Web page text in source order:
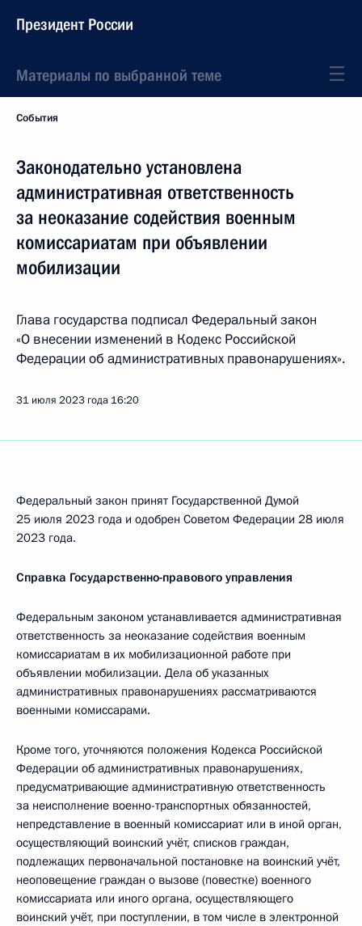
Президент России
Материалы по выбранной теме
События
Законодательно установлена
административная ответственность
за неоказание содействия военным
комиссариатам при объявлении
мобилизации
Глава государства подписал Федеральный закон
«О внесении изменений в Кодекс Российской
Федерации об административных правонарушениях».
31 июля 2023 года 16:20
Федеральный закон принят Государственной Думой
25 июля 2023 года и одобрен Советом Федерации 28 июля
2023 года.
Справка Государственно-правового управления
Федеральным законом устанавливается административная
ответственность за неоказание содействия военным
комиссариатам в их мобилизационной работе при
объявлении мобилизации. Дела об указанных
административных правонарушениях рассматриваются
военными комиссарами.
Кроме того, уточняются положения Кодекса Российской
Федерации об административных правонарушениях,
предусматривающие административную ответственность
за неисполнение военно-транспортных обязанностей,
непредставление в военный комиссариат или в иной орган,
осуществляющий воинский учёт, списков граждан,
подлежащих первоначальной постановке на воинский учёт,
неоповещение граждан о вызове (повестке) военного
комиссариата или иного органа, осуществляющего
воинский учёт, при поступлении, в том числе в электронной